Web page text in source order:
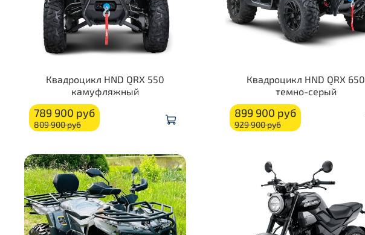
Квадроцикл HND QRX 550
камуфляжный
789 900 руб
809 900 руб
Квадроцикл HND QRX 650
темно-серый
899 900 руб
929 900 руб